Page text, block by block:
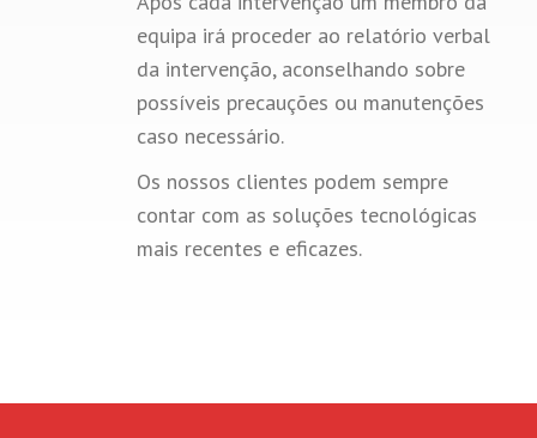
equipa irá proceder ao relatório verbal
da intervenção, aconselhando sobre
possíveis precauções ou manutenções
caso necessário.
Os nossos clientes podem sempre
contar com as soluções tecnológicas
mais recentes e eficazes.